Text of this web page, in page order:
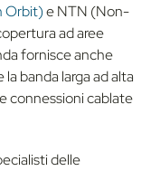
Orbit)e NTN (Non-
ad aree
fornisce anche
la banda larga ad alta
connessioni cablate
delle